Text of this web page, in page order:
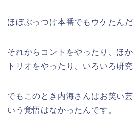
ほぼぶっつけ本番でもウケたんだ
それからコントをやったり、ほ
トリオをやったり、いろいろ研究
でもこのとき内海さんはお笑い
いう覚悟はなかったんです。